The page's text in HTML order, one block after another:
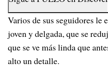
Varios de sus seguidores le
joven y delgada, que se
que se ve más linda que
alto un detalle.